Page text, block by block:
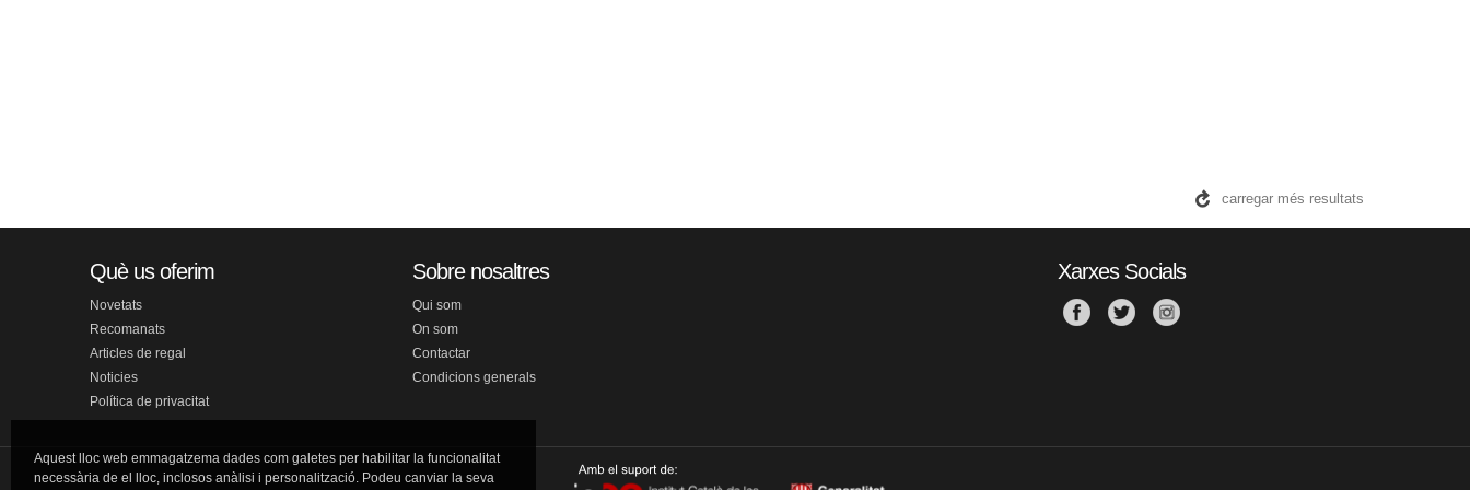
carregar més resultats
Què us oferim
Novetats
Recomanats
Articles de regal
Noticies
Política de privacitat
Sobre nosaltres
Qui som
On som
Contactar
Condicions generals
Xarxes Socials
Aquest lloc web emmagatzema dades com galetes per habilitar la funcionalitat
necessària de el lloc, inclosos anàlisi i personalització. Podeu canviar la seva